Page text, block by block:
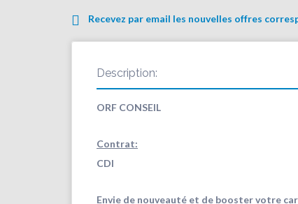
Recevez par email les nouvelles offres
Description:
ORF CONSEIL
Contrat:
CDI
Envie de nouveauté et de booster votre